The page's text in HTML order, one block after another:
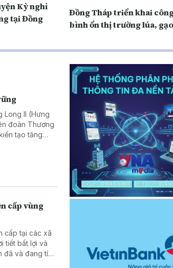
Kỳ nghỉ
tại Đồng
Đồng Tháp triển khai
bình ổn thị trường lúa, gạo
Long II (Hưng
đoàn Thương
tạo tăng
cấp vùng
cấp tại các xã
tiết bất lợi và
và đang tích